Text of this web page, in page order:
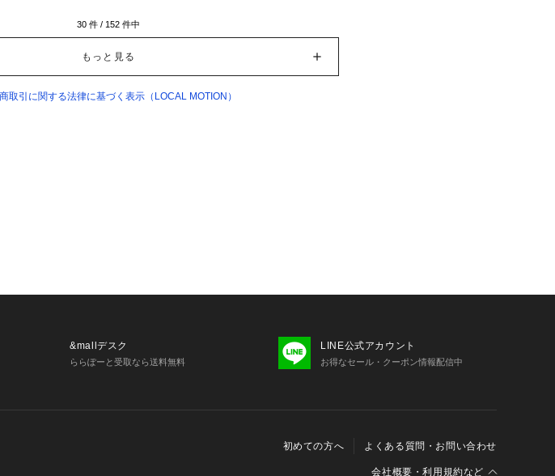
30 件 / 152 件中
もっと見る
取引に関する法律に基づく表示（LOCAL MOTION）
&mallデスク
ららぽーと受取なら送料無料
LINE公式アカウント
お得なセール・クーポン情報配信中
初めての方へ よくある質問・お問い合わせ
会社概要・利用規約など